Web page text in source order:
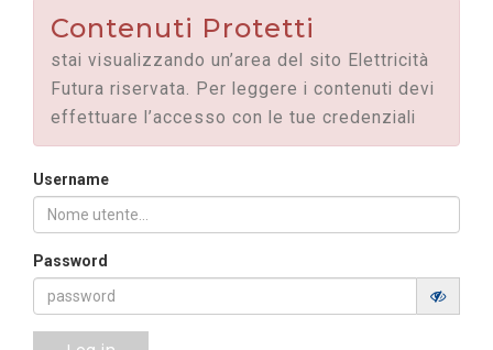
Contenuti Protetti
stai visualizzando un’area del sito Elettricità
Futura riservata. Per leggere i contenuti devi
effettuare l’accesso con le tue credenziali
Username
Password